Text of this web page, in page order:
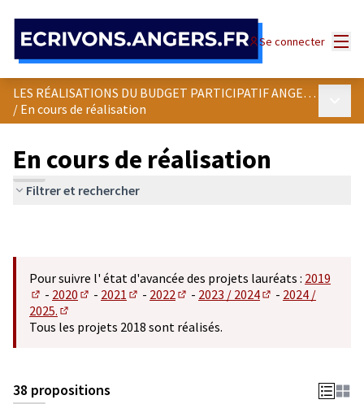
Se connecter
LES RÉALISATIONS DU BUDGET PARTICIPATIF ANGEVIN
/ En cours de réalisation
En cours de réalisation
Filtrer et rechercher
Pour suivre l' état d'avancée des projets lauréats : 2019
(S'ouvre dans un nouvel onglet)
- 2020
(S'ouvre dans un nouvel onglet)
- 2021
(S'ouvre dans un nouvel onglet)
- 2022
(S'ouvre dans un nouvel onglet)
- 2023 / 2024
(S'ouvre dans un
- 2024 /
2025.
(S'ouvre dans un nouvel onglet)
Tous les projets 2018 sont réalisés.
38 propositions